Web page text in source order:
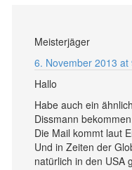
Meisterjäger
6. November 2013 at
Hallo
Habe auch ein
Dissmann
Die Mail kommt laut
Und in Zeiten der
natürlich in den USA